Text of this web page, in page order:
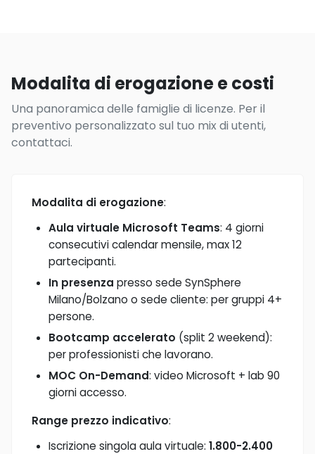
Modalita di erogazione e costi
Una panoramica delle famiglie di licenze. Per il
preventivo personalizzato sul tuo mix di utenti,
contattaci.
Modalita di erogazione:
Aula virtuale Microsoft Teams: 4 giorni
consecutivi calendar mensile, max 12
partecipanti.
In presenza presso sede SynSphere
Milano/Bolzano o sede cliente: per gruppi 4+
persone.
Bootcamp accelerato (split 2 weekend):
per professionisti che lavorano.
MOC On-Demand: video Microsoft + lab 90
giorni accesso.
Range prezzo indicativo:
Iscrizione singola aula virtuale: 1.800-2.400